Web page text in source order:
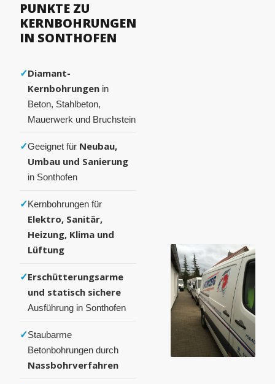
PUNKTE ZU
KERNBOHRUNGEN
IN SONTHOFEN
✓Diamant-
Kernbohrungen in
Beton, Stahlbeton,
Mauerwerk und Bruchstein
✓Geeignet für Neubau,
Umbau und Sanierung
in Sonthofen
✓Kernbohrungen für
Elektro, Sanitär,
Heizung, Klima und
Lüftung
✓Erschütterungsarme
und statisch sichere
Ausführung in Sonthofen
✓Staubarme
Betonbohrungen durch
Nassbohrverfahren